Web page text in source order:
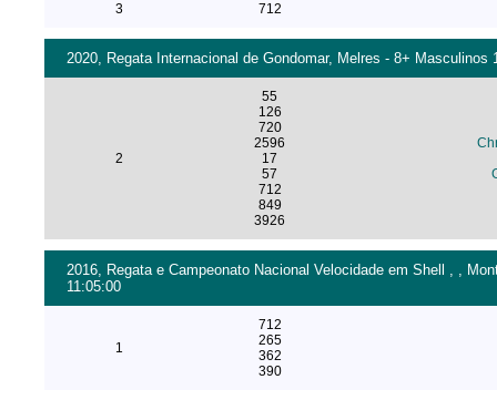
3 712
2020, Regata Internacional de Gondomar, Melres - 8+ Masculinos
2
55
126
720
2596
17
57
712
849
3926
2016, Regata e Campeonato Nacional Velocidade em Shell , ,
11:05:00
1
712
265
362
390